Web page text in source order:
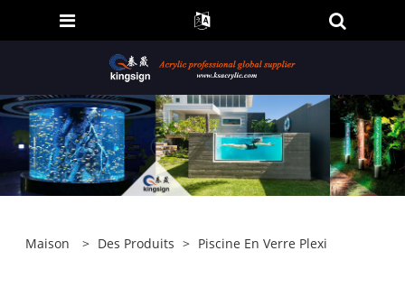
Maison > Des Produits > Piscine En Verre Plexi